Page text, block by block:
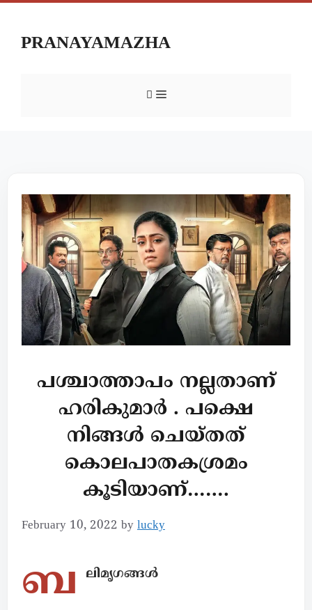
PRANAYAMAZHA
പശ്ചാത്താപം നല്ലതാണ്
ഹരികുമാർ . പക്ഷെ
നിങ്ങൾ ചെയ്തത്
കൊലപാതകശ്രമം
കൂടിയാണ്…….
February 10, 2022 by lucky
ബ ലിമൃഗങ്ങൾ